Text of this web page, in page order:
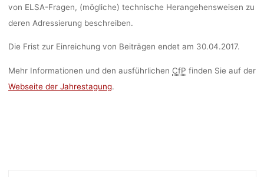
von ELSA-Fragen, (mögliche) technische Herangehensweisen zu
deren Adressierung beschreiben.
Die Frist zur Einreichung von Beiträgen endet am 30.04.2017.
Mehr Informationen und den ausführlichen CfP finden Sie auf der
Webseite der Jahrestagung.